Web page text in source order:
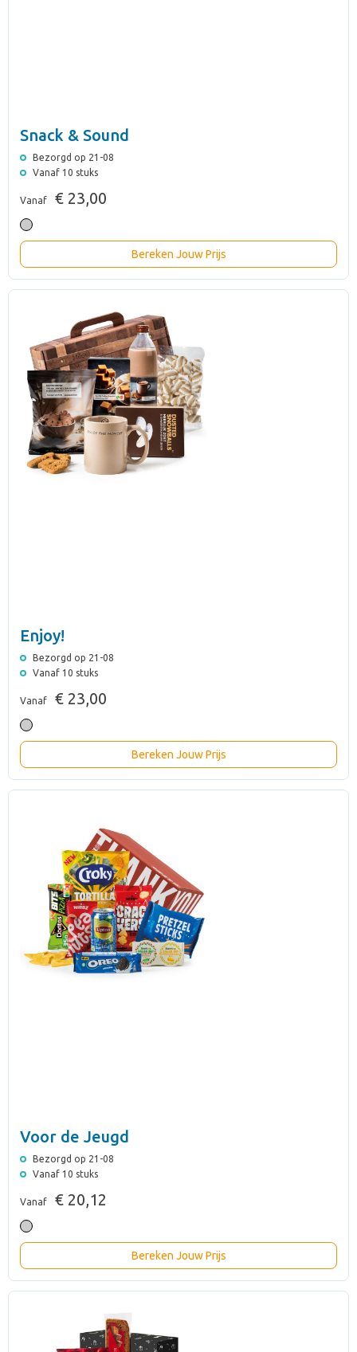
Snack & Sound
Bezorgd op 21-08
Vanaf 10 stuks
Vanaf € 23,00
Bereken Jouw Prijs
Enjoy!
Bezorgd op 21-08
Vanaf 10 stuks
Vanaf € 23,00
Bereken Jouw Prijs
Voor de Jeugd
Bezorgd op 21-08
Vanaf 10 stuks
Vanaf € 20,12
Bereken Jouw Prijs